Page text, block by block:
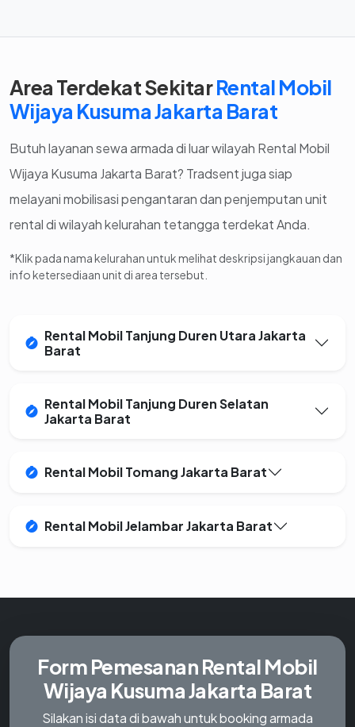
Area Terdekat SekitarRental Mobil
Wijaya Kusuma Jakarta Barat
Butuh layanan sewa armada di luar wilayah Rental Mobil
Wijaya Kusuma Jakarta Barat? Tradsent juga siap
melayani mobilisasi pengantaran dan penjemputan unit
rental di wilayah kelurahan tetangga terdekat Anda.
*Klik pada nama kelurahan untuk melihat deskripsi jangkauan dan
info ketersediaan unit di area tersebut.
Rental Mobil Tanjung Duren Utara Jakarta
Barat
Rental Mobil Tanjung Duren Selatan
Jakarta Barat
Rental Mobil Tomang Jakarta Barat
Rental Mobil Jelambar Jakarta Barat
Form PemesananRental Mobil
Wijaya Kusuma Jakarta Barat
Silakan isi data di bawah untuk booking armada